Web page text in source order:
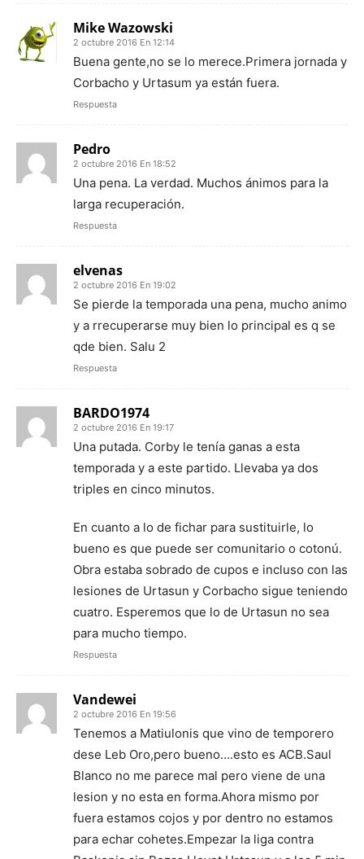
Mike Wazowski
2 octubre 2016 En 12:14
Buena gente,no se lo merece.Primera jornada y
Corbacho y Urtasum ya están fuera.
Respuesta
Pedro
2 octubre 2016 En 18:52
Una pena. La verdad. Muchos ánimos para la
larga recuperación.
Respuesta
elvenas
2 octubre 2016 En 19:02
Se pierde la temporada una pena, mucho animo
y a rrecuperarse muy bien lo principal es q se
qde bien. Salu 2
Respuesta
BARDO1974
2 octubre 2016 En 19:17
Una putada. Corby le tenía ganas a esta
temporada y a este partido. Llevaba ya dos
triples en cinco minutos.
En cuanto a lo de fichar para sustituirle, lo
bueno es que puede ser comunitario o cotonú.
Obra estaba sobrado de cupos e incluso con las
lesiones de Urtasun y Corbacho sigue teniendo
cuatro. Esperemos que lo de Urtasun no sea
para mucho tiempo.
Respuesta
Vandewei
2 octubre 2016 En 19:56
Tenemos a Matiulonis que vino de temporero
dese Leb Oro,pero bueno….esto es ACB.Saul
Blanco no me parece mal pero viene de una
lesion y no esta en forma.Ahora mismo por
fuera estamos cojos y por dentro no estamos
para echar cohetes.Empezar la liga contra